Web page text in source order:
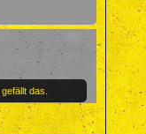
gefällt das.